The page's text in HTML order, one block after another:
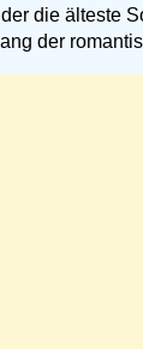
die älteste
der